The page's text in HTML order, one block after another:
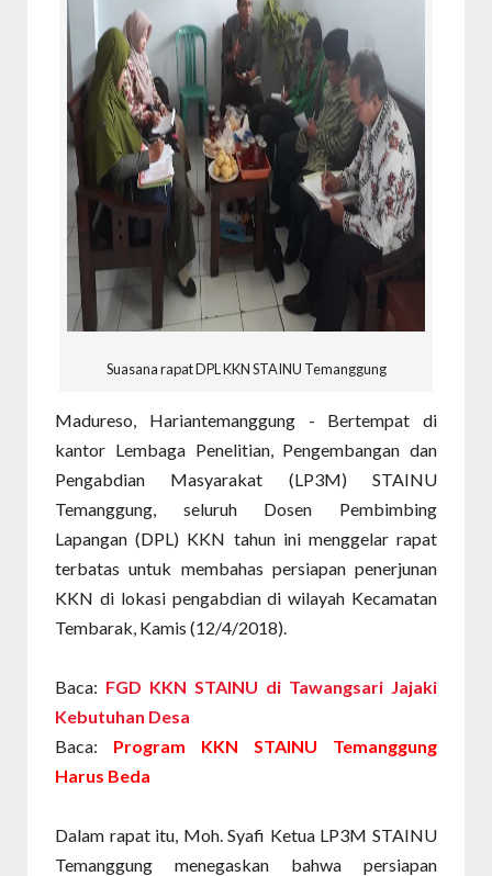
Suasana rapat DPL KKN STAINU Temanggung
Madureso, Hariantemanggung - Bertempat di
kantor Lembaga Penelitian, Pengembangan dan
Pengabdian Masyarakat (LP3M) STAINU
Temanggung, seluruh Dosen Pembimbing
Lapangan (DPL) KKN tahun ini menggelar rapat
terbatas untuk membahas persiapan penerjunan
KKN di lokasi pengabdian di wilayah Kecamatan
Tembarak, Kamis (12/4/2018).
Baca: FGD KKN STAINU di Tawangsari Jajaki
Kebutuhan Desa
Baca:
Program KKN STAINU Temanggung
Harus Beda
Dalam rapat itu, Moh. Syafi Ketua LP3M STAINU
Temanggung menegaskan bahwa persiapan